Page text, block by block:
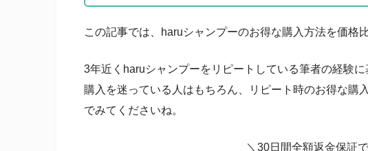
この記事では、haruシャンプーのお得な購入方法を価格
3年近くharuシャンプーをリピートしている筆者の経験
購入を迷っている人はもちろん、リピート時のお得な購
でみてくださいね。
＼30日間全額返金保証